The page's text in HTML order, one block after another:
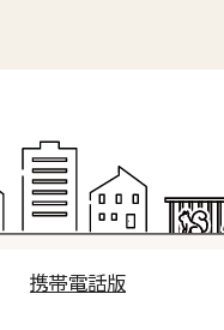
携帯電話版